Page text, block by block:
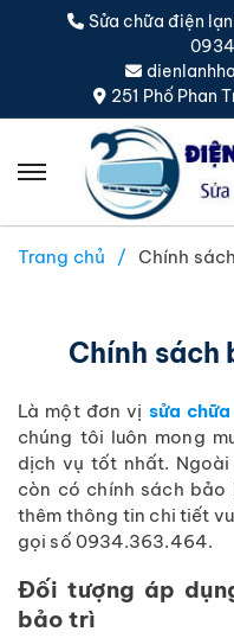
Sửa chữa điện
251 Phố Phan
Trang chủ Chính
Chính sách
Là một đơn vị sửa
chúng tôi luôn mong
dịch vụ tốt nhất.
còn có chính sách
thêm thông tin chi tiết
gọi số 0934.363.464.
Đối tượng áp
bảo trì